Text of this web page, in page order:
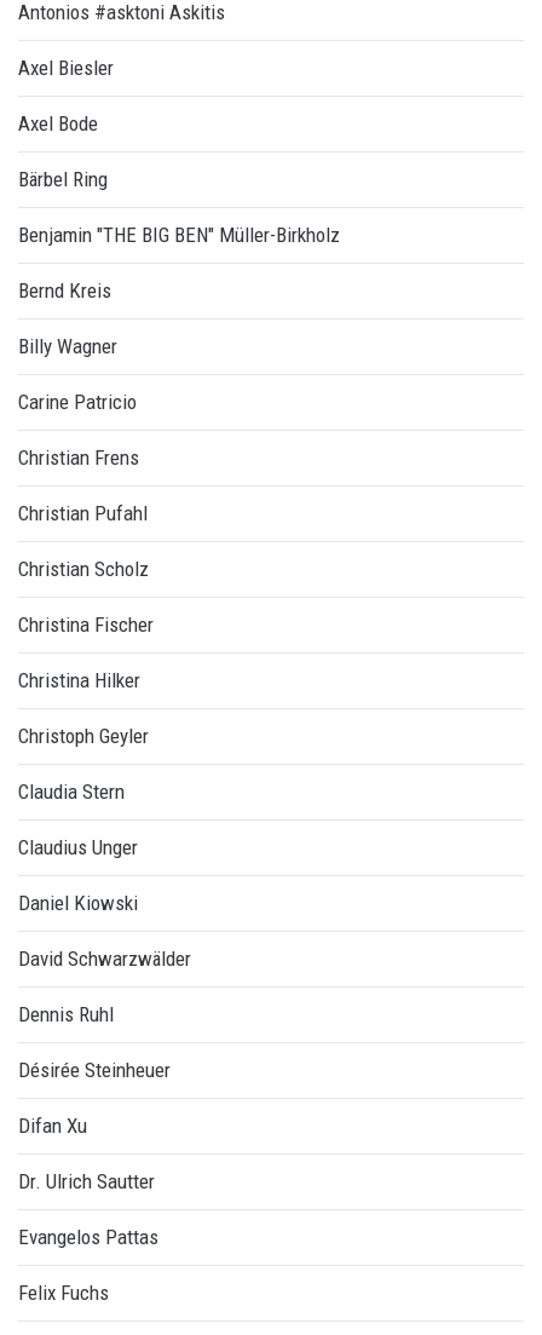
Antonios #asktoni Askitis
Axel Biesler
Axel Bode
Bärbel Ring
Benjamin "THE BIG BEN" Müller-Birkholz
Bernd Kreis
Billy Wagner
Carine Patricio
Christian Frens
Christian Pufahl
Christian Scholz
Christina Fischer
Christina Hilker
Christoph Geyler
Claudia Stern
Claudius Unger
Daniel Kiowski
David Schwarzwälder
Dennis Ruhl
Désirée Steinheuer
Difan Xu
Dr. Ulrich Sautter
Evangelos Pattas
Felix Fuchs